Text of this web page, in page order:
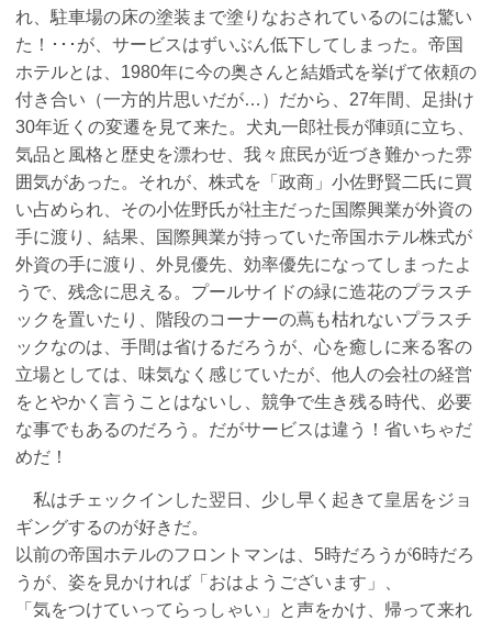
れ、駐車場の床の塗装まで塗りなおされているのには驚い
た！･･･が、サービスはずいぶん低下してしまった。帝国
ホテルとは、1980年に今の奥さんと結婚式を挙げて依頼の
付き合い（一方的片思いだが…）だから、27年間、足掛け
30年近くの変遷を見て来た。犬丸一郎社長が陣頭に立ち、
気品と風格と歴史を漂わせ、我々庶民が近づき難かった雰
囲気があった。それが、株式を「政商」小佐野賢二氏に買
い占められ、その小佐野氏が社主だった国際興業が外資の
手に渡り、結果、国際興業が持っていた帝国ホテル株式が
外資の手に渡り、外見優先、効率優先になってしまったよ
うで、残念に思える。プールサイドの緑に造花のプラスチ
ックを置いたり、階段のコーナーの蔦も枯れないプラスチ
ックなのは、手間は省けるだろうが、心を癒しに来る客の
立場としては、味気なく感じていたが、他人の会社の経営
をとやかく言うことはないし、競争で生き残る時代、必要
な事でもあるのだろう。だがサービスは違う！省いちゃだ
めだ！
私はチェックインした翌日、少し早く起きて皇居をジョ
ギングするのが好きだ。
以前の帝国ホテルのフロントマンは、5時だろうが6時だろ
うが、姿を見かければ「おはようございます」、
「気をつけていってらっしゃい」と声をかけ、帰って来れ